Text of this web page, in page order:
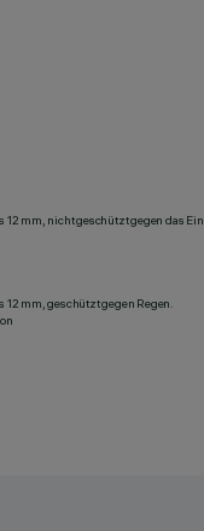
12 mm, nicht geschützt gegen das
12 mm, geschützt gegen Regen.